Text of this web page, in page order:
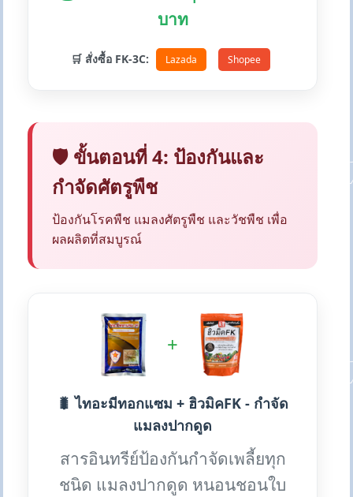
บาท
🛒 สั่งซื้อ FK-3C: Lazada Shopee
🛡️ ขั้นตอนที่ 4: ป้องกันและ
กำจัดศัตรูพืช
ป้องกันโรคพืช แมลงศัตรูพืช และวัชพืช เพื่อ
ผลผลิตที่สมบูรณ์
+
🐛 ไทอะมีทอกแซม + ฮิวมิคFK - กำจัด
แมลงปากดูด
สารอินทรีย์ป้องกันกำจัดเพลี้ยทุก
ชนิด แมลงปากดูด หนอนชอนใบ